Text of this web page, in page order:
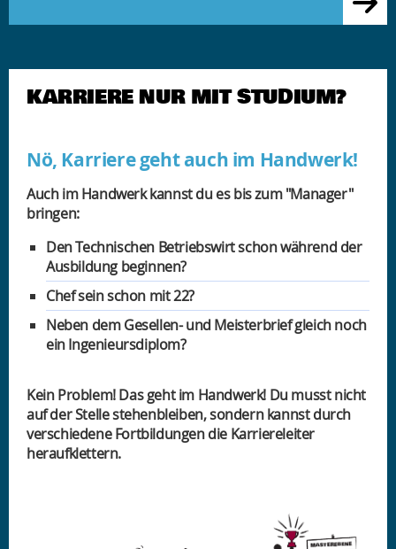
KARRIERE NUR MIT STUDIUM?
Nö, Karriere geht auch im Handwerk!
Auch im Handwerk kannst du es bis zum "Manager"
bringen:
Den Technischen Betriebswirt schon während der
Ausbildung beginnen?
Chef sein schon mit 22?
Neben dem Gesellen- und Meisterbrief gleich noch
ein Ingenieursdiplom?
Kein Problem! Das geht im Handwerk! Du musst nicht
auf der Stelle stehenbleiben, sondern kannst durch
verschiedene Fortbildungen die Karriereleiter
heraufklettern.